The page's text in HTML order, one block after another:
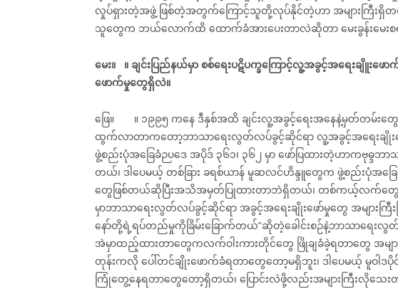
လှုပ်ရှားတဲ့အဖွဲ့ ဖြစ်တဲ့အတွက်ကြောင့်သူတို့လုပ်နိုင်တဲ့ဟာ အများကြီး
သူတွေက ဘယ်လောက်ထိ ထောက်ခံအားပေးတာလဲဆိုတာ မေးခွန်းမေးစ
မေး။ ။ ချင်းပြည်နယ်မှာ စစ်ရေးပဋိပက္ခကြောင့်လူ့အခွင့်အရေးချိူး
ဖောက်မှုတွေရှိလဲ။
ဖြေ။ ။ ၁၉၉၅ ကနေ ဒီနှစ်အထိ ချင်းလူ့အခွင့်ရေးအနေနဲ့မှတ်တမ်းတွေ
ထွက်လာတာကတော့ဘာသာရေးလွတ်လပ်ခွင့်ဆိုင်ရာ လူ့အခွင့်အရေးချိုးဖေ
ဖွဲ့စည်းပုံအခြေခံဉပဒေ အပိုဒ် ၃၆၁၊ ၃၆၂ မှာ ဖော်ပြထားတဲ့ဟာကဗုဓ္
တယ်၊ ဒါပေမယ့် တစ်ခြား ခရစ်ယာန် မူဆလင်ဟိန္ဒူတွေက ဖွဲ့စည်းပုံအခ
တွေဖြစ်တယ်ဆိုပြီးအသိအမှတ်ပြုထားတာဘဲရှိတယ်၊ တစ်ကယ့်လက်တွေ့
မှာဘာသာရေးလွတ်လပ်ခွင့်ဆိုင်ရာ အခွင့်အရေးချိုးဖော်မှုတွေ အများကြီ
နော်တို့ရဲ့ရပ်တည်မှုကိုခြိမ်းခြောက်တယ်”ဆိုတဲ့ခေါင်းစဉ်နဲ့ဘာသာရေ
အဲမှာထည့်ထားတာတွေကလက်ဝါးကားတိုင်တွေ ဖြိုချခံခဲ့ရတာတွေ အမျ
တုန်းကလို ပေါ်တင်ချိုးဖောက်ခံရတာတွေတော့မရှိဘူး၊ ဒါပေမယ့် မူဝါဒပိုင်
ကြုံတွေ့နေရတာတွေတော့ရှိတယ်၊ ပြောင်းလဲဖို့လည်းအများကြီးလိုသေး